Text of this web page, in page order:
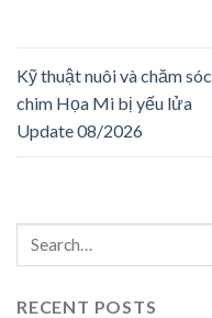
Kỹ thuật nuôi và chăm sóc
chim Họa Mi bị yếu lửa
Update 08/2026
RECENT POSTS